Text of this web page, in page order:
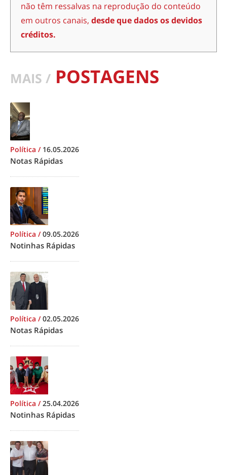
não têm ressalvas na reprodução do conteúdo
em outros canais, desde que dados os devidos
créditos.
MAIS / POSTAGENS
Política / 16.05.2026
Notas Rápidas
Política /09.05.2026
Notinhas Rápidas
Política /02.05.2026
Notas Rápidas
Política /25.04.2026
Notinhas Rápidas